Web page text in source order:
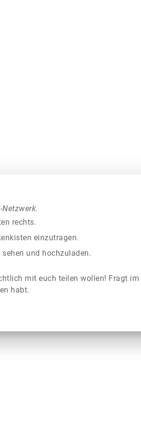
rechts.
einzutragen.
und hochzuladen.
mit euch teilen wollen! Fragt
habt.